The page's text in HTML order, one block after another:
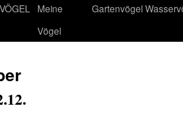
VÖGEL
Meine
Vögel
Gartenvögel